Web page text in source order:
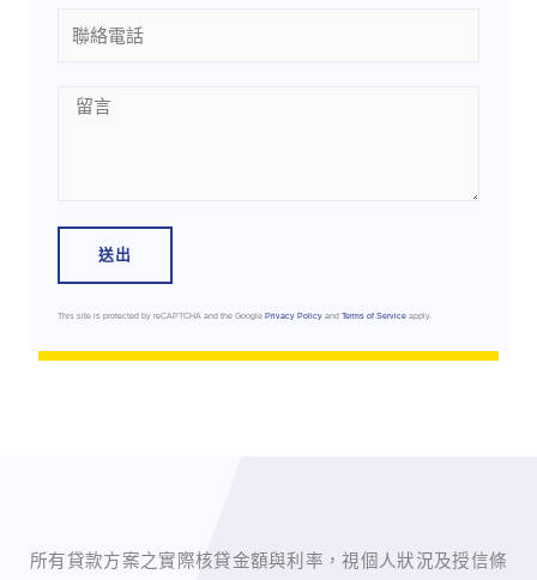
Phone
Message
送出
This site is protected by reCAPTCHA and the Google Privacy Policy and Terms of Service apply.
所有貸款方案之實際核貸金額與利率，視個人狀況及授信條